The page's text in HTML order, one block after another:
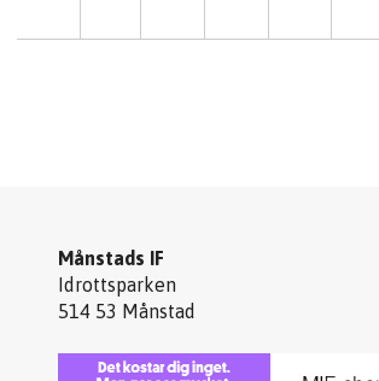
Månstads IF
Idrottsparken
514 53 Månstad